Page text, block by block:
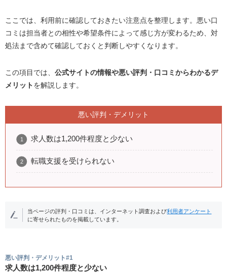
ここでは、利用前に確認しておきたい注意点を整理します。悪い口
コミは担当者との相性や希望条件によって感じ方が変わるため、対
処法まで含めて確認しておくと判断しやすくなります。
この項目では、 公式サイトの情報や悪い評判・口コミからわかるデ
メリットを解説します。
悪い評判・デメリット
求人数は1,200件程度と少ない
転職支援を受けられない
当ページの評判・口コミは、インターネット調査および利用者アンケート
に寄せられたものを掲載しています。
悪い評判・デメリット#1
求人数は1,200件程度と少ない